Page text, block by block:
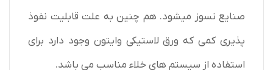
صنایع نسوز میشود. هم چنین به علت قابلیت نفوذ
پذیری کمی که ورق لاستیکی وایتون وجود دارد برای
استفاده از سیستم های خلاء مناسب می باشد.